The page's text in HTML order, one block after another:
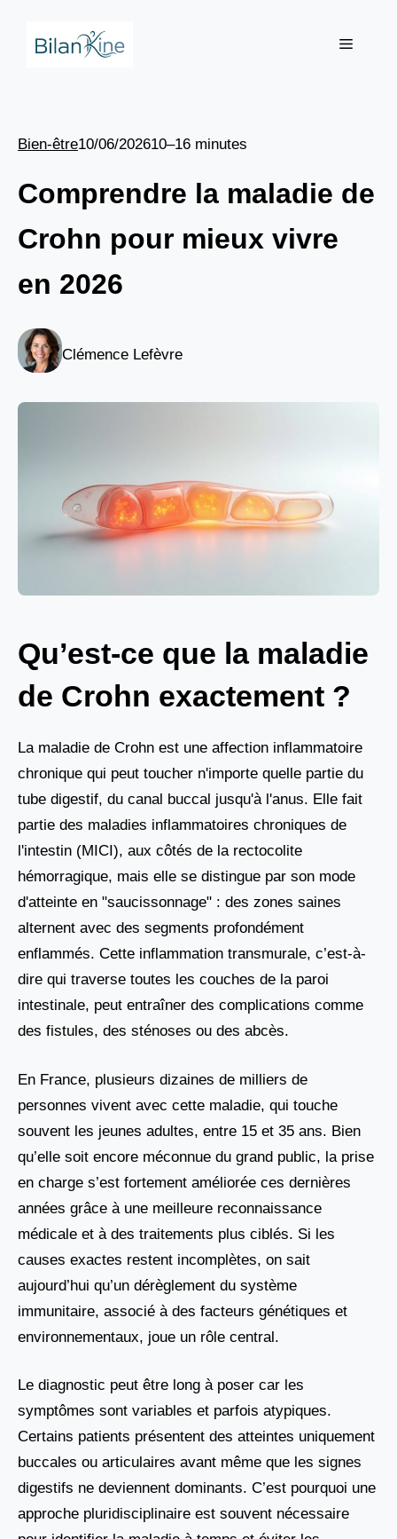
Menu
Bien-être10/06/202610–16 minutes
Comprendre la maladie de
Crohn pour mieux vivre
en 2026
Clémence Lefèvre
Qu’est-ce que la maladie
de Crohn exactement ?
La maladie de Crohn est une affection inflammatoire
chronique qui peut toucher n'importe quelle partie du
tube digestif, du canal buccal jusqu'à l'anus. Elle fait
partie des maladies inflammatoires chroniques de
l'intestin (MICI), aux côtés de la rectocolite
hémorragique, mais elle se distingue par son mode
d'atteinte en "saucissonnage" : des zones saines
alternent avec des segments profondément
enflammés. Cette inflammation transmurale, c’est-à-
dire qui traverse toutes les couches de la paroi
intestinale, peut entraîner des complications comme
des fistules, des sténoses ou des abcès.
En France, plusieurs dizaines de milliers de
personnes vivent avec cette maladie, qui touche
souvent les jeunes adultes, entre 15 et 35 ans. Bien
qu’elle soit encore méconnue du grand public, la prise
en charge s’est fortement améliorée ces dernières
années grâce à une meilleure reconnaissance
médicale et à des traitements plus ciblés. Si les
causes exactes restent incomplètes, on sait
aujourd’hui qu’un dérèglement du système
immunitaire, associé à des facteurs génétiques et
environnementaux, joue un rôle central.
Le diagnostic peut être long à poser car les
symptômes sont variables et parfois atypiques.
Certains patients présentent des atteintes uniquement
buccales ou articulaires avant même que les signes
digestifs ne deviennent dominants. C’est pourquoi une
approche pluridisciplinaire est souvent nécessaire